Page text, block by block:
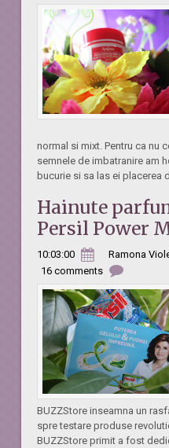
normal si mixt. Pentru ca nu
semnele de imbatranire am
bucurie si sa las ei placerea
Hainute
Persil Power
10:03:00 Ramona
16 comments
BUZZStore inseamna un
spre testare produse
BUZZStore primit a fost